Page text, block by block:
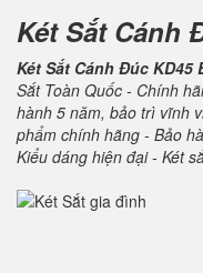
Két Sắt Cánh
Két Sắt Cánh Đúc KD45
Sắt Toàn Quốc - Chính
hành 5 năm, bảo trì vĩnh
phẩm chính hãng - Bảo
Kiểu dáng hiện đại - Két